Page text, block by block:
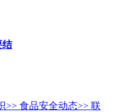
结
>> 食品安全动态>> 联